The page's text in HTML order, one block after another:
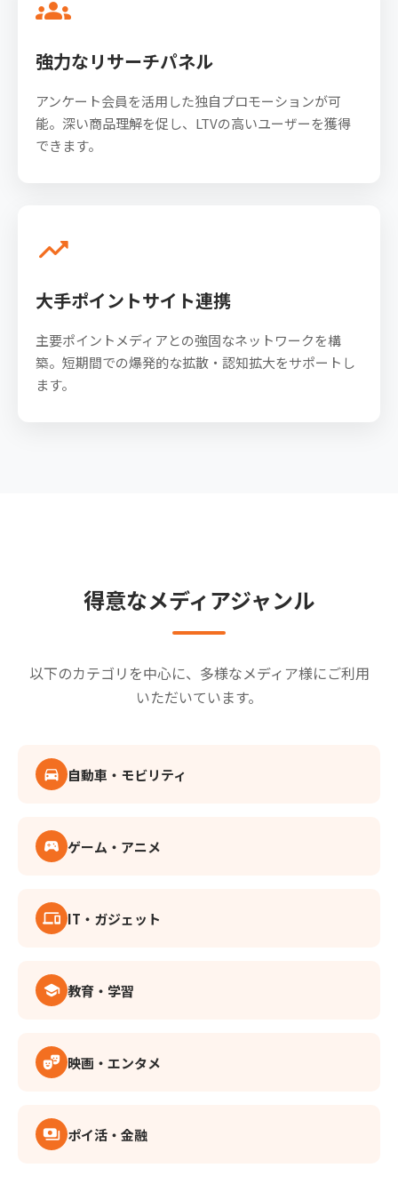
groups
強力なリサーチパネル
アンケート会員を活用した独自プロモーションが可
能。深い商品理解を促し、LTVの高いユーザーを獲得
できます。
trending_up
大手ポイントサイト連携
主要ポイントメディアとの強固なネットワークを構
築。短期間での爆発的な拡散・認知拡大をサポートし
ます。
得意なメディアジャンル
以下のカテゴリを中心に、多様なメディア様にご利用
いただいています。
directions_car 自動車・モビリティ
sports_esports ゲーム・アニメ
devices IT・ガジェット
school 教育・学習
theater_comedy 映画・エンタメ
payments ポイ活・金融